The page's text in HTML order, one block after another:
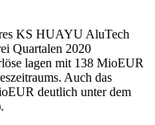
KS HUAYU AluTech
Quartalen 2020
lagen mit 138 MioEUR
Auch das
deutlich unter dem